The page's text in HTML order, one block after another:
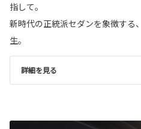
指して。
新時代の正統派セダンを象徴する
生。
詳細を見る